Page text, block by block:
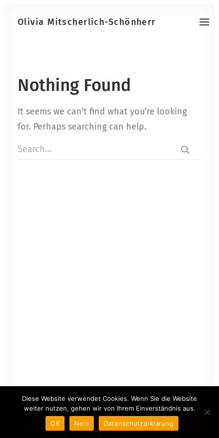
Olivia Mitscherlich-Schönherr
Nothing Found
It seems we can’t find what you’re looking
for. Perhaps searching can help.
Diese Website verwendet Cookies. Wenn Sie die Website
weiter nutzen, gehen wir von Ihrem Einverständnis aus.
OK
Nein Datenschutzerklärung